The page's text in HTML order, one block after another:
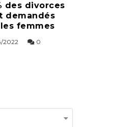
des divorces
demandés
femmes
2022 0